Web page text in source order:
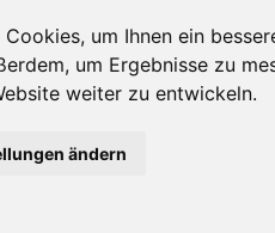
um Ihnen ein
um Ergebnisse zu
weiter zu entwickeln.
ändern